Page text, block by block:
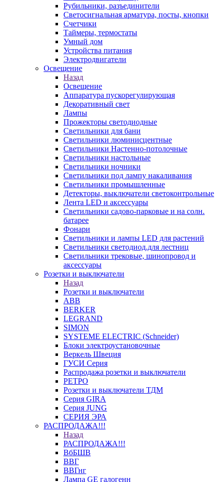
Рубильники, разъединители
Светосигнальная арматура, посты, кнопки
Счетчики
Таймеры, термостаты
Умный дом
Устройства питания
Электродвигатели
Освещение
Назад
Освещение
Аппаратура пускорегулирующая
Декоративный свет
Лампы
Прожекторы светодиодные
Светильники для бани
Светильники люминисцентные
Светильники Настенно-потолочные
Светильники настольные
Светильники ночники
Светильники под лампу накаливания
Светильники промышленные
Детекторы, выключатели светоконтрольные
Лента LED и аксессуары
Светильники садово-парковые и на солн.
батарее
Фонари
Светильники и лампы LED для растений
Светильники светодиод.для лестниц
Светильники трековые, шинопровод и
аксессуары
Розетки и выключатели
Назад
Розетки и выключатели
ABB
BERKER
LEGRAND
SIMON
SYSTEME ELECTRIC (Schneider)
Блоки электроустановочные
Веркель Швеция
ГУСИ Серия
Распродажа розетки и выключатели
РЕТРО
Розетки и выключатели ТДМ
Серия GIRA
Серия JUNG
СЕРИЯ ЭРА
РАСПРОДАЖА!!!
Назад
РАСПРОДАЖА!!!
ВбБШВ
ВВГ
ВВГнг
Лампа GE галогенн